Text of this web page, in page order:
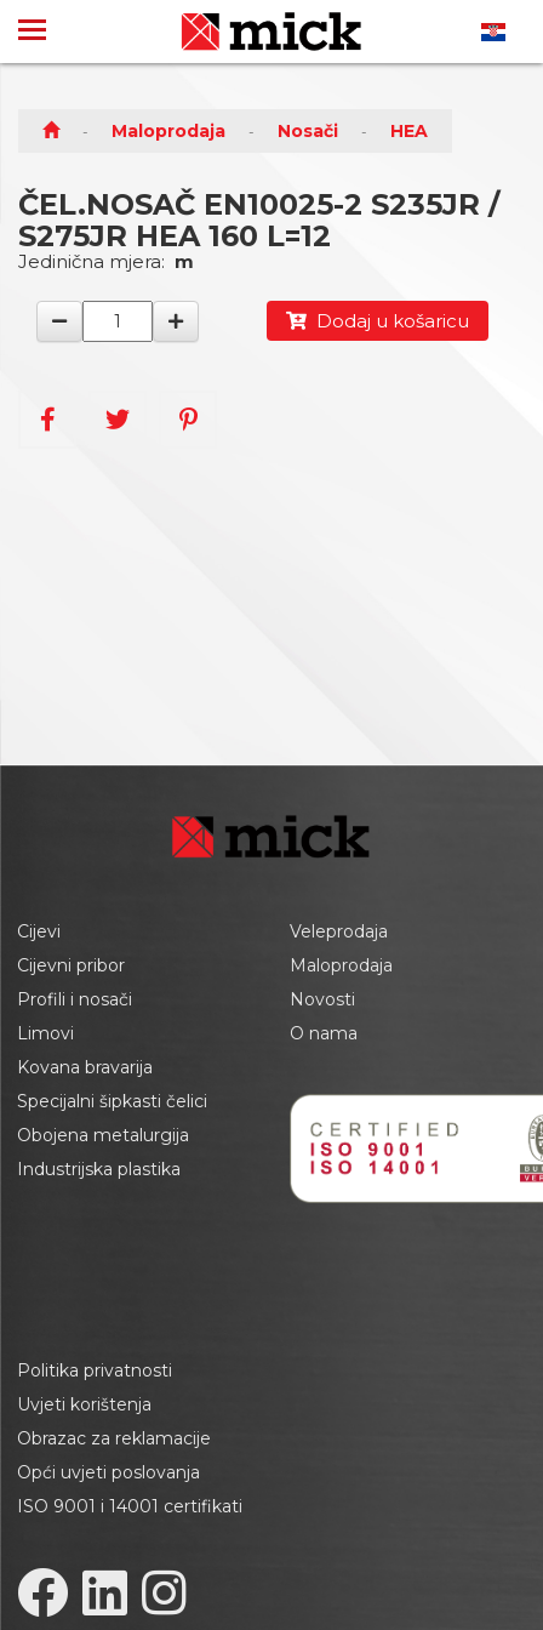
Maloprodaja Nosači HEA
ČEL.NOSAČ EN10025-2 S235JR /
S275JR HEA 160 L=12
Jedinična mjera: m
Dodaj u košaricu
Cijevi
Cijevni pribor
Profili i nosači
Limovi
Kovana bravarija
Specijalni šipkasti čelici
Obojena metalurgija
Industrijska plastika
Veleprodaja
Maloprodaja
Novosti
O nama
Politika privatnosti
Uvjeti korištenja
Obrazac za reklamacije
Opći uvjeti poslovanja
ISO 9001 i 14001 certifikati